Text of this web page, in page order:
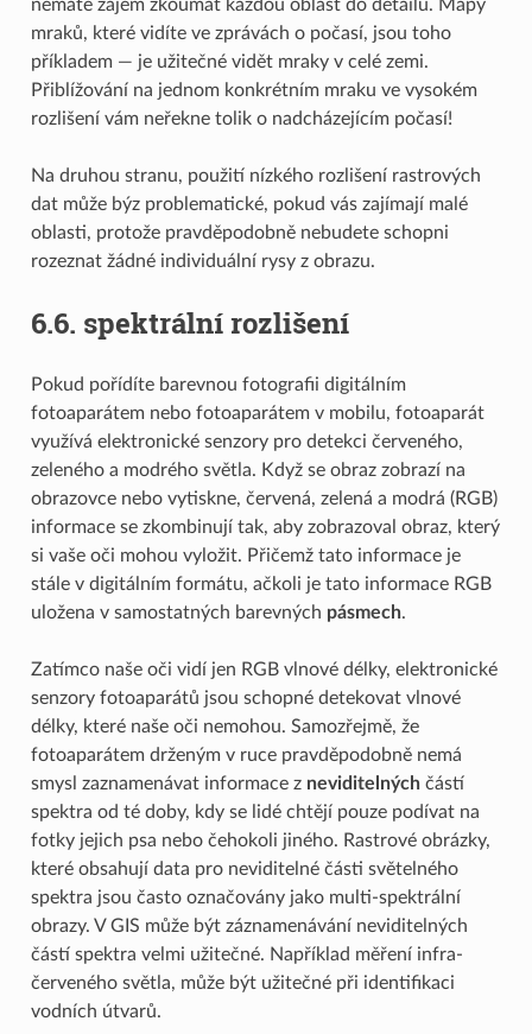
nemáte zájem zkoumat každou oblast do detailu. Mapy
mraků, které vidíte ve zprávách o počasí, jsou toho
příkladem — je užitečné vidět mraky v celé zemi.
Přiblížování na jednom konkrétním mraku ve vysokém
rozlišení vám neřekne tolik o nadcházejícím počasí!
Na druhou stranu, použití nízkého rozlišení rastrových
dat může býz problematické, pokud vás zajímají malé
oblasti, protože pravděpodobně nebudete schopni
rozeznat žádné individuální rysy z obrazu.
6.6. spektrální rozlišení
Pokud pořídíte barevnou fotografii digitálním
fotoaparátem nebo fotoaparátem v mobilu, fotoaparát
využívá elektronické senzory pro detekci červeného,
zeleného a modrého světla. Když se obraz zobrazí na
obrazovce nebo vytiskne, červená, zelená a modrá (RGB)
informace se zkombinují tak, aby zobrazoval obraz, který
si vaše oči mohou vyložit. Přičemž tato informace je
stále v digitálním formátu, ačkoli je tato informace RGB
uložena v samostatných barevných pásmech.
Zatímco naše oči vidí jen RGB vlnové délky, elektronické
senzory fotoaparátů jsou schopné detekovat vlnové
délky, které naše oči nemohou. Samozřejmě, že
fotoaparátem drženým v ruce pravděpodobně nemá
smysl zaznamenávat informace z neviditelnýchčástí
spektra od té doby, kdy se lidé chtějí pouze podívat na
fotky jejich psa nebo čehokoli jiného. Rastrové obrázky,
které obsahují data pro neviditelné části světelného
spektra jsou často označovány jako multi-spektrální
obrazy. V GIS může být záznamenávání neviditelných
částí spektra velmi užitečné. Například měření infra-
červeného světla, může být užitečné při identifikaci
vodních útvarů.